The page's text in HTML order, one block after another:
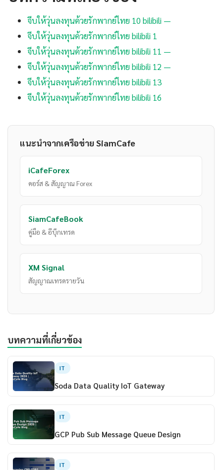
จีบให้วุ่นลงทุนด้วยรักพากย์ไทย 10 bilibili —
จีบให้วุ่นลงทุนด้วยรักพากย์ไทย bilibili 1
จีบให้วุ่นลงทุนด้วยรักพากย์ไทย bilibili 11 —
จีบให้วุ่นลงทุนด้วยรักพากย์ไทย bilibili 12 —
จีบให้วุ่นลงทุนด้วยรักพากย์ไทย bilibili 13
จีบให้วุ่นลงทุนด้วยรักพากย์ไทย bilibili 16
แนะนำจากเครือข่าย SiamCafe
iCafeForex
คอร์ส & สัญญาณ Forex
SiamCafeBook
คู่มือ & อีบุ๊กเทรด
XM Signal
สัญญาณเทรดรายวัน
บทความที่เกี่ยวข้อง
IT
Soda Data Quality IoT Gateway
IT
GCP Pub Sub Message Queue Design
IT